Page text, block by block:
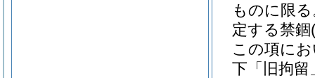
ものに限
定する禁錮
この項に
下「旧拘